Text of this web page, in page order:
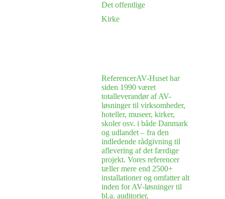
Det offentlige
Kirke
ReferencerAV-Huset har
siden 1990 været
totalleverandør af AV-
løsninger til virksomheder,
hoteller, museer, kirker,
skoler osv. i både Danmark
og udlandet – fra den
indledende rådgivning til
aflevering af det færdige
projekt. Vores referencer
tæller mere end 2500+
installationer og omfatter alt
inden for AV-løsninger til
bl.a. auditorier,